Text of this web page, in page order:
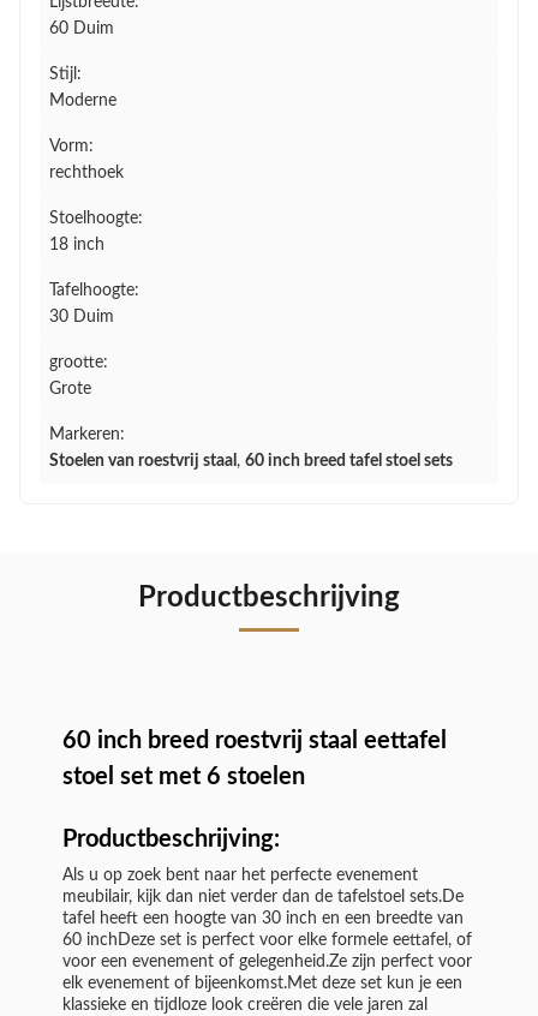
60 Duim
Stijl:
Moderne
Vorm:
rechthoek
Stoelhoogte:
18 inch
Tafelhoogte:
30 Duim
grootte:
Grote
Markeren:
Stoelen van roestvrij staal , 60 inch breed tafel stoel sets
Productbeschrijving
60 inch breed roestvrij staal eettafel
stoel set met 6 stoelen
Productbeschrijving:
Als u op zoek bent naar het perfecte evenement
meubilair, kijk dan niet verder dan de tafelstoel sets.De
tafel heeft een hoogte van 30 inch en een breedte van
60 inchDeze set is perfect voor elke formele eettafel, of
voor een evenement of gelegenheid.Ze zijn perfect voor
elk evenement of bijeenkomst.Met deze set kun je een
klassieke en tijdloze look creëren die vele jaren zal